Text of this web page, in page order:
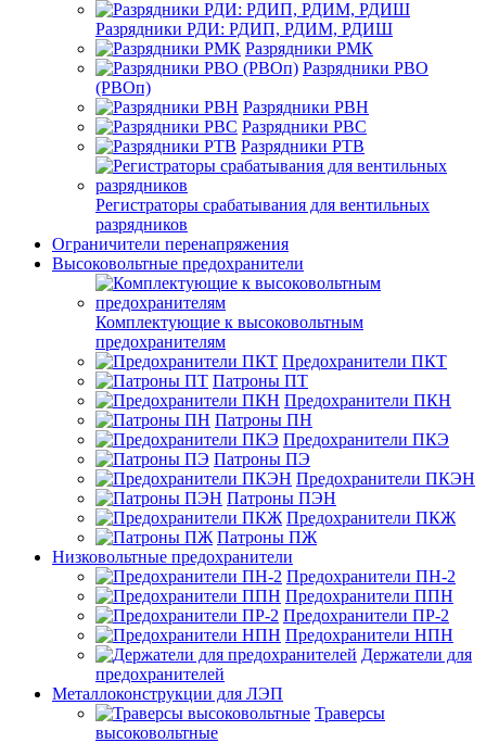
Разрядники РДИ: РДИП, РДИМ, РДИШ
Разрядники РМК
Разрядники РВО
(РВОп)
Разрядники РВН
Разрядники РВС
Разрядники РТВ
Регистраторы срабатывания для вентильных
разрядников
Ограничители перенапряжения
Высоковольтные предохранители
Комплектующие к высоковольтным
предохранителям
Предохранители ПКТ
Патроны ПТ
Предохранители ПКН
Патроны ПН
Предохранители ПКЭ
Патроны ПЭ
Предохранители ПКЭН
Патроны ПЭН
Предохранители ПКЖ
Патроны ПЖ
Низковольтные предохранители
Предохранители ПН-2
Предохранители ППН
Предохранители ПР-2
Предохранители НПН
Держатели для
предохранителей
Металлоконструкции для ЛЭП
Траверсы
высоковольтные